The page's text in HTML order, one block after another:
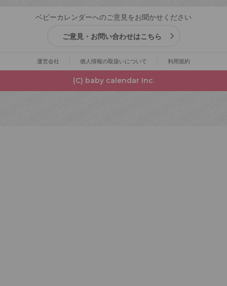
ベビーカレンダーへのご意見をお聞かせください
ご意見・お問い合わせはこちら
運営会社 個人情報の取扱いについて 利用規約
(C) baby calendar Inc.